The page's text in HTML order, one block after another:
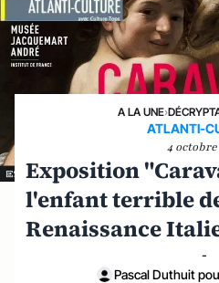
A LA UNE›
ATLANTI-
4 octobre
Exposition
l'enfant terrible
Renaissance
-
Pascal Duthuit